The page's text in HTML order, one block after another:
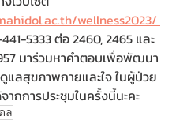
wellness2023/
5333 ต่อ 2460, 2465 และ
มาร่วมหาคำตอบเพื่อพัฒนา
ลสุขภาพกายและใจ ในผู้ป่วย
จากการประชุมในครั้งนี้นะคะ
ล